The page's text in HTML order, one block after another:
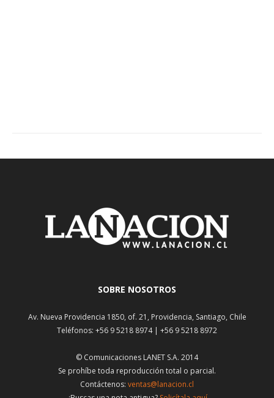
SOBRE NOSOTROS
Av. Nueva Providencia 1850, of. 21, Providencia, Santiago, Chile
Teléfonos: +56 9 5218 8974 | +56 9 5218 8972
© Comunicaciones LANET S.A. 2014
Se prohíbe toda reproducción total o parcial.
Contáctenos: ventas@lanacion.cl